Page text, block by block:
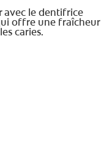
avec le dentifrice
offre une fraîcheur
caries.